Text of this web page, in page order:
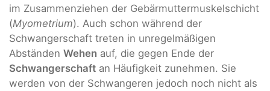
im Zusammenziehen der Gebärmuttermuskelschicht
(Myometrium). Auch schon während der
Schwangerschaft treten in unregelmäßigen
Abständen Wehen auf, die gegen Ende der
Schwangerschaft an Häufigkeit zunehmen. Sie
werden von der Schwangeren jedoch noch nicht als